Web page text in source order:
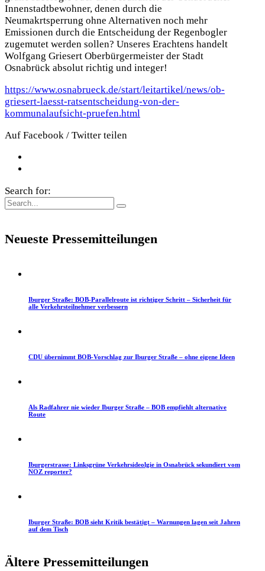
Innenstadtbewohner, denen durch die
Neumakrtsperrung ohne Alternativen noch mehr
Emissionen durch die Entscheidung der Regenbogler
zugemutet werden sollen? Unseres Erachtens handelt
Wolfgang Griesert Oberbürgermeister der Stadt
Osnabrück absolut richtig und integer!
https://www.osnabrueck.de/start/leitartikel/news/ob-
griesert-laesst-ratsentscheidung-von-der-
kommunalaufsicht-pruefen.html
Auf Facebook / Twitter teilen
Search for:
Neueste Pressemitteilungen
Iburger Straße: BOB-Parallelroute ist richtiger Schritt – Sicherheit für
alle Verkehrsteilnehmer verbessern
CDU übernimmt BOB-Vorschlag zur Iburger Straße – ohne eigene Ideen
Als Radfahrer nie wieder Iburger Straße – BOB empfiehlt alternative
Route
Iburgerstrasse: Linksgrüne Verkehrsideolgie in Osnabrück sekundiert vom
NOZ reporter?
Iburger Straße: BOB sieht Kritik bestätigt – Warnungen lagen seit Jahren
auf dem Tisch
Ältere Pressemitteilungen